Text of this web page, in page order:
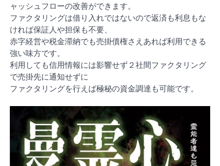
ャッシュフローの改善ができます。
ファクタリングは借り入れではないので返済も利息もな
ければ保証人や担保も不要、
赤字経営や税金滞納でも売掛債権さえあれば利用できる
強い味方です。
利用しても信用情報には影響せず２社間ファクタリング
で売掛先に通知せずに
ファクタリングを行えば極秘の資金調達も可能です。